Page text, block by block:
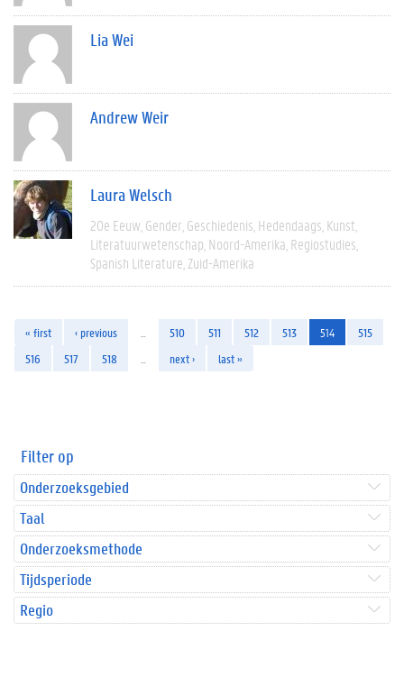
Lia Wei
Andrew Weir
Laura Welsch
20e Eeuw Gender Geschiedenis Hedendaags Kunst
Literatuurwetenschap Noord-Amerika Regiostudies
Spanish Literature Zuid-Amerika
« first ‹ previous 510 511 512 513 514
515
516
517 518 next › last »
Filter op
Onderzoeksgebied
Taal
Onderzoeksmethode
Tijdsperiode
Regio